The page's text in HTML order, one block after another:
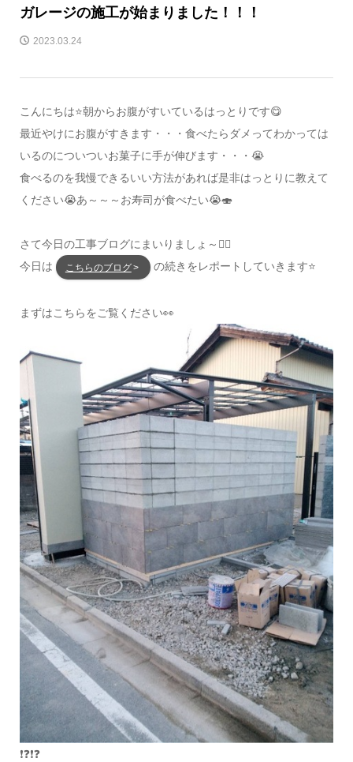
ガレージの施工が始まりました！！！
2023.03.24
こんにちは⭐朝からお腹がすいているはっとりです😋
最近やけにお腹がすきます・・・食べたらダメってわかっては
いるのについついお菓子に手が伸びます・・・😭
食べるのを我慢できるいい方法があれば是非はっとりに教えて
ください😭あ～～～お寿司が食べたい😭🍣
さて今日の工事ブログにまいりましょ～✊🏻
今日は
こちらのブログ の続きをレポートしていきます⭐
まずはこちらをご覧ください👀
❗❓❗❓